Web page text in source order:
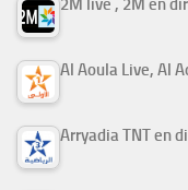
2M live , 2M en
Al Aoula Live, Al
Arryadia TNT en